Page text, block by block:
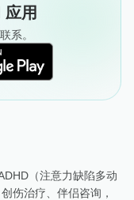
用
系。
（注意力缺陷多动
伤治疗、伴侣咨询，